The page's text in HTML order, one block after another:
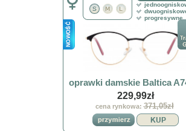
progresywne
oprawki damskie Baltica
229,99zł
cena rynkowa:371,05zł